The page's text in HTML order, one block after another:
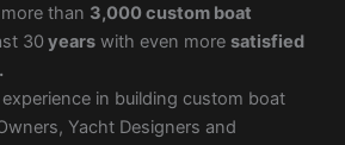
than 3,000 custom boat
30 yearswith even more satisfied
in building custom boat
Yacht Designers and